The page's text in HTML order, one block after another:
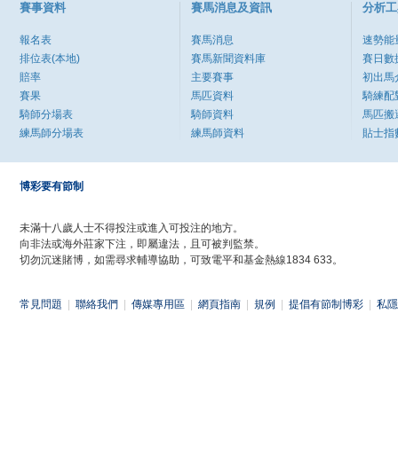
賽事資料
報名表
排位表(本地)
賠率
賽果
騎師分場表
練馬師分場表
賽馬消息及資訊
賽馬消息
賽馬新聞資料庫
主要賽事
馬匹資料
騎師資料
練馬師資料
分析
速勢能
賽日數
初出馬
騎練配
馬匹搬
貼士指
博彩要有節制
未滿十八歲人士不得投注或進入可投注的地方。
向非法或海外莊家下注，即屬違法，且可被判監禁。
切勿沉迷賭博，如需尋求輔導協助，可致電平和基金熱線1834 633。
常見問題 聯絡我們 傳媒專用區 網頁指南 規例 提倡有節制博彩 私